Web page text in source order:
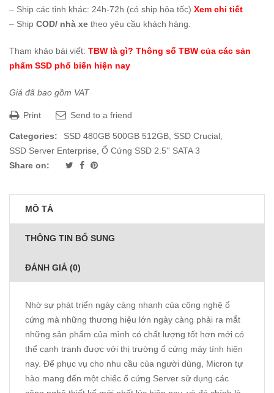
– Ship các tỉnh khác: 24h-72h (có ship hỏa tốc) Xem chi tiết
– Ship COD/ nhà xe theo yêu cầu khách hàng.
Tham khảo bài viết: TBW là gì? Thông số TBW của các sản
phẩm SSD phổ biến hiện nay
Giá đã bao gồm VAT
Print Send to a friend
Categories: SSD 480GB 500GB 512GB SSD Crucial
SSD Server Enterprise Ổ Cứng SSD 2.5'' SATA 3
Share on:
MÔ TẢ
THÔNG TIN BỔ SUNG
ĐÁNH GIÁ (0)
Nhờ sự phát triển ngày càng nhanh của công nghệ ổ
cứng mà những thương hiệu lớn ngày càng phải ra mắt
những sản phẩm của mình có chất lượng tốt hơn mới có
thể cạnh tranh được với thị trường ổ cứng máy tính hiện
nay. Để phục vụ cho nhu cầu của người dùng, Micron tự
hào mang đến một chiếc ổ cứng Server sử dụng các